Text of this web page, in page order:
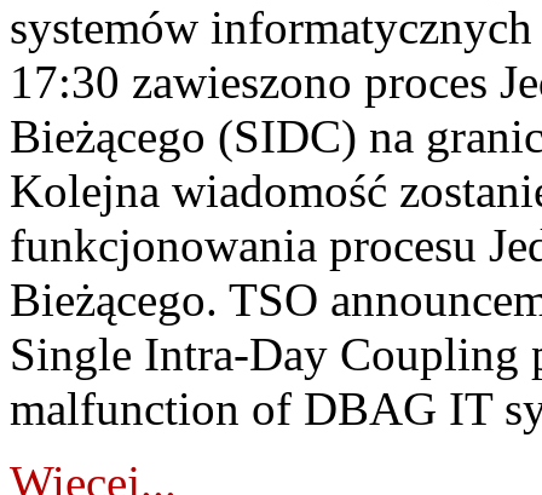
systemów
17:30 zawieszono proces
Bieżącego (SIDC) na
Kolejna wiadomość
funkcjonowania procesu
Bieżącego. TSO
Single Intra-Day Coupling
malfunction of DBAG IT
Więcej...